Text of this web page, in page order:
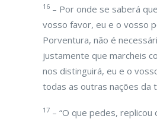
16 – Por onde se saberá
vosso favor, eu e o vosso
Porventura, não é
justamente que marcheis
nos distinguirá, eu e o
todas as outras nações da
17 – “O que pedes, replicou